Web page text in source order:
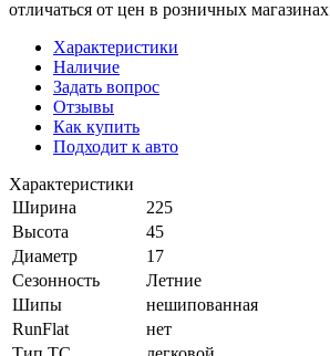
отличаться от цен в розничных магазинах
Характеристики
Наличие
Задать вопрос
Отзывы
Как купить
Подходит к авто
Характеристики
Ширина
225
Высота
45
Диаметр
17
Сезонность
Летние
Шипы
нешипованная
RunFlat
нет